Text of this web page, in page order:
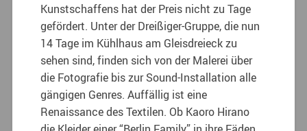
Kunstschaffens hat der Preis nicht zu Tage
gefördert. Unter der Dreißiger-Gruppe, die nun
14 Tage im Kühlhaus am Gleisdreieck zu
sehen sind, finden sich von der Malerei über
die Fotografie bis zur Sound-Installation alle
gängigen Genres. Auffällig ist eine
Renaissance des Textilen. Ob Kaoro Hirano